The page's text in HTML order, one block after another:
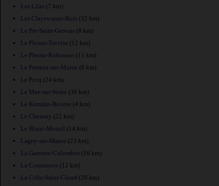
Les Lilas (7 km)
Les Clayes-sous-Bois (32 km)
Le Pre-Saint-Gervais (8 km)
Le Plessis-Trevise (12 km)
Le Plessis-Robinson (11 km)
Le Perreux-sur-Marne (8 km)
Le Pecq (24 km)
Le Mee-sur-Seine (36 km)
Le Kremlin-Bicetre (4 km)
Le Chesnay (22 km)
Le Blanc-Mesnil (14 km)
Lagny-sur-Marne (23 km)
La Garenne-Colombes (16 km)
La Courneuve (12 km)
La Celle-Saint-Cloud (20 km)